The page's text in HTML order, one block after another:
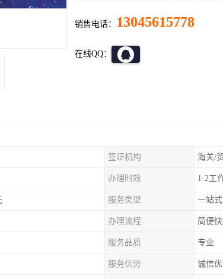
销售电话： 13045615778
在线QQ：
签证机构 海关/
办理时效 1-2工
服务类型 一站式
办理流程 简便
服务品质 专业
服务优势 诚信